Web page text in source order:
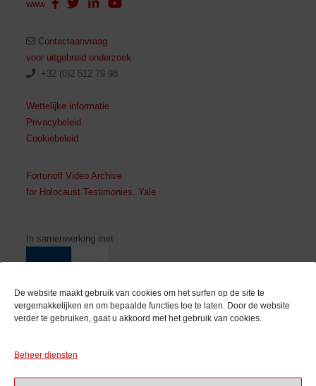
De website maakt gebruik van cookies om het surfen op de site te
vergemakkelijken en om bepaalde functies toe te laten. Door de website
verder te gebruiken, gaat u akkoord met het gebruik van cookies.
Beheer diensten
www
Contactaanvraag
voor uitgebreid onderzoek
+32 (0)2 512 79 98
Wettelijke informatie
Privacybeleid
Cookiebeleid
Fortunoff Video Archive
for Holocaust Testimonies, Yale
In samenwerking met